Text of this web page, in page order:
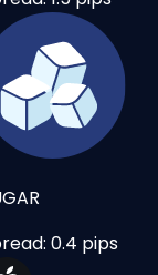
0.4 pips